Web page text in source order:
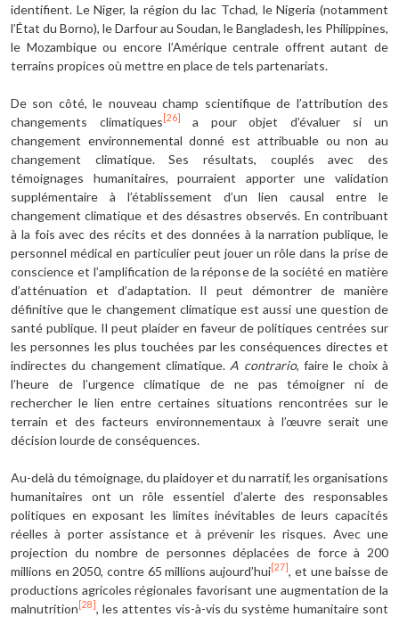
identifient. Le Niger, la région du lac Tchad, le Nigeria (notamment
l’État du Borno), le Darfour au Soudan, le Bangladesh, les Philippines,
le Mozambique ou encore l’Amérique centrale offrent autant de
terrains propices où mettre en place de tels partenariats.
De son côté, le nouveau champ scientifique de l’attribution des
changements climatiques [26]
a pour objet d’évaluer si un
changement environnemental donné est attribuable ou non au
changement climatique. Ses résultats, couplés avec des
témoignages humanitaires, pourraient apporter une validation
supplémentaire à l’établissement d’un lien causal entre le
changement climatique et des désastres observés. En contribuant
à la fois avec des récits et des données à la narration publique, le
personnel médical en particulier peut jouer un rôle dans la prise de
conscience et l’amplification de la réponse de la société en matière
d’atténuation et d’adaptation. Il peut démontrer de manière
définitive que le changement climatique est aussi une question de
santé publique. Il peut plaider en faveur de politiques centrées sur
les personnes les plus touchées par les conséquences directes et
indirectes du changement climatique. A contrario, faire le choix à
l’heure de l’urgence climatique de ne pas témoigner ni de
rechercher le lien entre certaines situations rencontrées sur le
terrain et des facteurs environnementaux à l’œuvre serait une
décision lourde de conséquences.
Au-delà du témoignage, du plaidoyer et du narratif, les organisations
humanitaires ont un rôle essentiel d’alerte des responsables
politiques en exposant les limites inévitables de leurs capacités
réelles à porter assistance et à prévenir les risques. Avec une
projection du nombre de personnes déplacées de force à 200
millions en 2050, contre 65 millions aujourd’hui [27] , et une baisse de
productions agricoles régionales favorisant une augmentation de la
malnutrition [28] , les attentes vis-à-vis du système humanitaire sont